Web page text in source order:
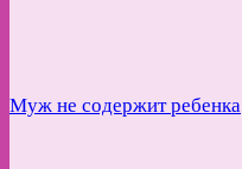
Муж не содержит ребенка